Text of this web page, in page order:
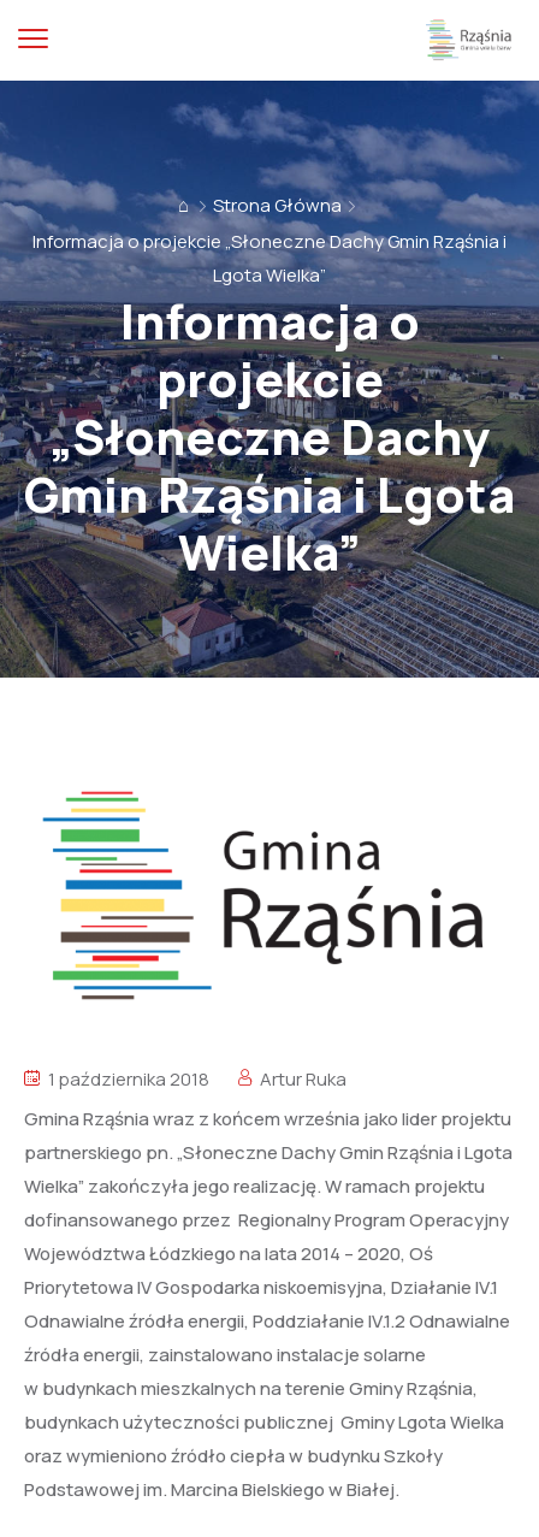
⌂
Strona Główna
Informacja o projekcie „Słoneczne Dachy Gmin Rząśnia i
Lgota Wielka”
Informacja o
projekcie
„Słoneczne Dachy
Gmin Rząśnia i Lgota
Wielka”
1 października 2018
Artur Ruka
Gmina Rząśnia wraz z końcem września jako lider projektu
partnerskiego pn. „Słoneczne Dachy Gmin Rząśnia i Lgota
Wielka” zakończyła jego realizację. W ramach projektu
dofinansowanego przez Regionalny Program Operacyjny
Województwa Łódzkiego na lata 2014 – 2020, Oś
Priorytetowa IV Gospodarka niskoemisyjna, Działanie IV.1
Odnawialne źródła energii, Poddziałanie IV.1.2 Odnawialne
źródła energii, zainstalowano instalacje solarne
w budynkach mieszkalnych na terenie Gminy Rząśnia,
budynkach użyteczności publicznej Gminy Lgota Wielka
oraz wymieniono źródło ciepła w budynku Szkoły
Podstawowej im. Marcina Bielskiego w Białej.